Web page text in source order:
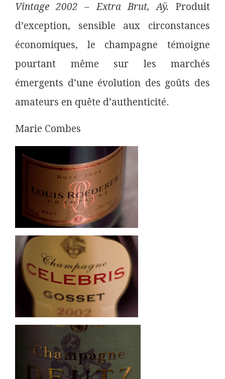
Vintage 2002 – Extra Brut, Aÿ. Produit
d’exception, sensible aux circonstances
économiques, le champagne témoigne
pourtant même sur les marchés
émergents d’une évolution des goûts des
amateurs en quête d’authenticité.
Marie Combes